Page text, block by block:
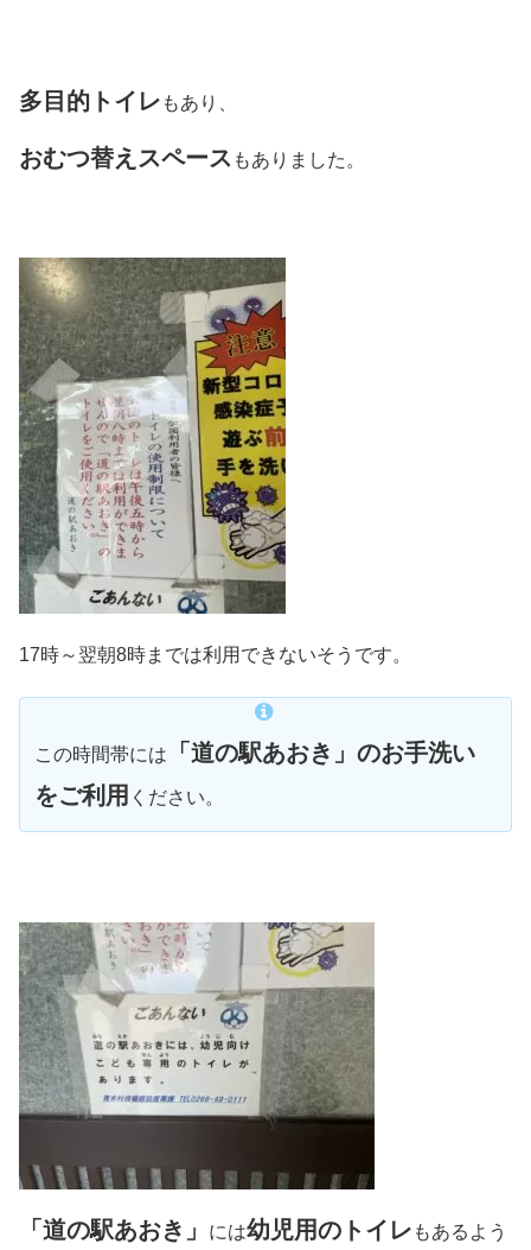
多目的トイレ もあり、
おむつ替えスペース もありました。
17時～翌朝8時までは利用できないそうです。
この時間帯には
「道の駅あおき」のお手洗い
をご利用 ください。
「道の駅あおき」 には幼児用のトイレ もあるよう